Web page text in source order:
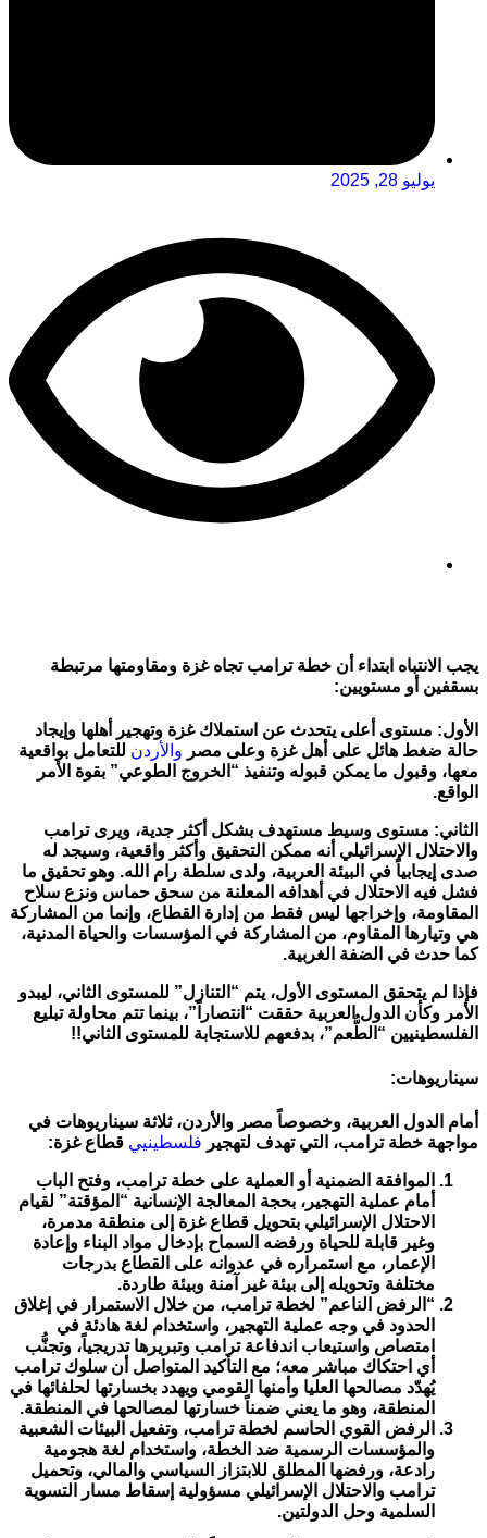
يوليو 28, 2025
يجب الانتباه ابتداء أن خطة ترامب تجاه غزة ومقاومتها مرتبطة
بسقفين أو مستويين:
الأول: مستوى أعلى يتحدث عن استملاك غزة وتهجير أهلها وإيجاد
حالة ضغط هائل على أهل غزة وعلى مصر والأردن للتعامل بواقعية
معها، وقبول ما يمكن قبوله وتنفيذ “الخروج الطوعي” بقوة الأمر
الواقع.
الثاني: مستوى وسيط مستهدف بشكل أكثر جدية، ويرى ترامب
والاحتلال الإسرائيلي أنه ممكن التحقيق وأكثر واقعية، وسيجد له
صدى إيجابياً في البيئة العربية، ولدى سلطة رام الله. وهو تحقيق ما
فشل فيه الاحتلال في أهدافه المعلنة من سحق حماس ونزع سلاح
المقاومة، وإخراجها ليس فقط من إدارة القطاع، وإنما من المشاركة
هي وتيارها المقاوم، من المشاركة في المؤسسات والحياة المدنية،
كما حدث في الضفة الغربية.
فإذا لم يتحقق المستوى الأول، يتم “التنازل” للمستوى الثاني، ليبدو
الأمر وكأن الدول العربية حققت “انتصاراً”، بينما تتم محاولة تبليع
الفلسطينيين “الطُّعم”، بدفعهم للاستجابة للمستوى الثاني!!
سيناريوهات:
أمام الدول العربية، وخصوصاً مصر والأردن، ثلاثة سيناريوهات في
مواجهة خطة ترامب، التي تهدف لتهجير فلسطينيي قطاع غزة:
الموافقة الضمنية أو العملية على خطة ترامب، وفتح الباب
أمام عملية التهجير، بحجة المعالجة الإنسانية “المؤقتة” لقيام
الاحتلال الإسرائيلي بتحويل قطاع غزة إلى منطقة مدمرة،
وغير قابلة للحياة ورفضه السماح بإدخال مواد البناء وإعادة
الإعمار، مع استمراره في عدوانه على القطاع بدرجات
مختلفة وتحويله إلى بيئة غير آمنة وبيئة طاردة.
“الرفض الناعم” لخطة ترامب، من خلال الاستمرار في إغلاق
الحدود في وجه عملية التهجير، واستخدام لغة هادئة في
امتصاص واستيعاب اندفاعة ترامب وتبريرها تدريجياً، وتجنُّب
أي احتكاك مباشر معه؛ مع التأكيد المتواصل أن سلوك ترامب
يُهدّد مصالحها العليا وأمنها القومي ويهدد بخسارتها لحلفائها في
المنطقة، وهو ما يعني ضمناً خسارتها لمصالحها في المنطقة.
الرفض القوي الحاسم لخطة ترامب، وتفعيل البيئات الشعبية
والمؤسسات الرسمية ضد الخطة، واستخدام لغة هجومية
رادعة، ورفضها المطلق للابتزاز السياسي والمالي، وتحميل
ترامب والاحتلال الإسرائيلي مسؤولية إسقاط مسار التسوية
السلمية وحل الدولتين.